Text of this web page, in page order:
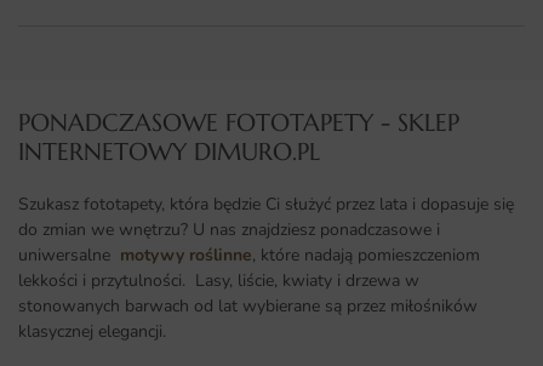
PONADCZASOWE FOTOTAPETY - SKLEP
INTERNETOWY DIMURO.PL​
Szukasz fototapety, która będzie Ci służyć przez lata i dopasuje się
do zmian we wnętrzu? U nas znajdziesz ponadczasowe i
uniwersalne motywy roślinne, które nadają pomieszczeniom
lekkości i przytulności. Lasy, liście, kwiaty i drzewa w
stonowanych barwach od lat wybierane są przez miłośników
klasycznej elegancji.